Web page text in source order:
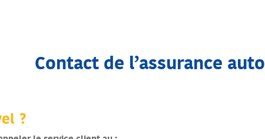
Contact de l’assurance
?